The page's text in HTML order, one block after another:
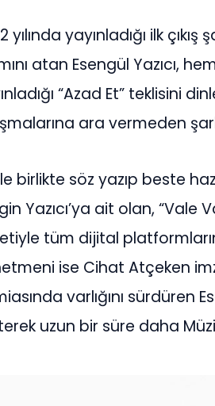
yılında yayınladığı ilk
atan Esengül Yazıcı,
“Azad Et” teklisini
ara vermeden
birlikte söz yazıp beste
Yazıcı’ya ait olan, “Vale
tüm dijital
ise Cihat Atçeken
varlığını sürdüren
uzun bir süre daha